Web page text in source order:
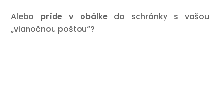
Alebo príde v obálke do schránky s vašou
„vianočnou poštou“?